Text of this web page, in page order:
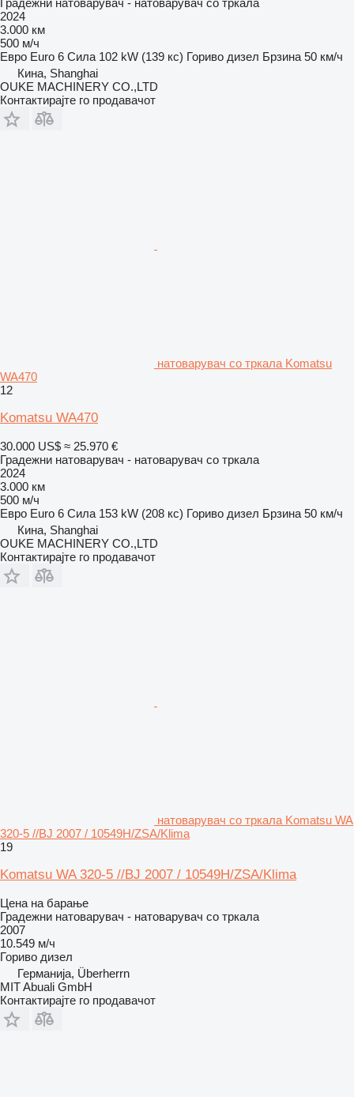
Градежни натоварувач - натоварувач со тркала
2024
3.000 км
500 м/ч
Евро Euro 6 Сила 102 kW (139 кс) Гориво дизел Брзина 50 км/ч
Кина, Shanghai
OUKE MACHINERY CO.,LTD
Контактирајте го продавачот
натоварувач со тркала Komatsu
WA470
12
Komatsu WA470
30.000 US$ ≈ 25.970 €
Градежни натоварувач - натоварувач со тркала
2024
3.000 км
500 м/ч
Евро Euro 6 Сила 153 kW (208 кс) Гориво дизел Брзина 50 км/ч
Кина, Shanghai
OUKE MACHINERY CO.,LTD
Контактирајте го продавачот
натоварувач со тркала Komatsu WA
320-5 //BJ 2007 / 10549H/ZSA/Klima
19
Komatsu WA 320-5 //BJ 2007 / 10549H/ZSA/Klima
Цена на барање
Градежни натоварувач - натоварувач со тркала
2007
10.549 м/ч
Гориво дизел
Германија, Überherrn
MIT Abuali GmbH
Контактирајте го продавачот